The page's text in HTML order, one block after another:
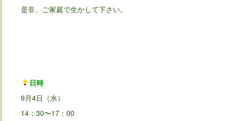
是非、ご家庭で生かして下さい。
日時
9月4日（水）
14：30〜17：00